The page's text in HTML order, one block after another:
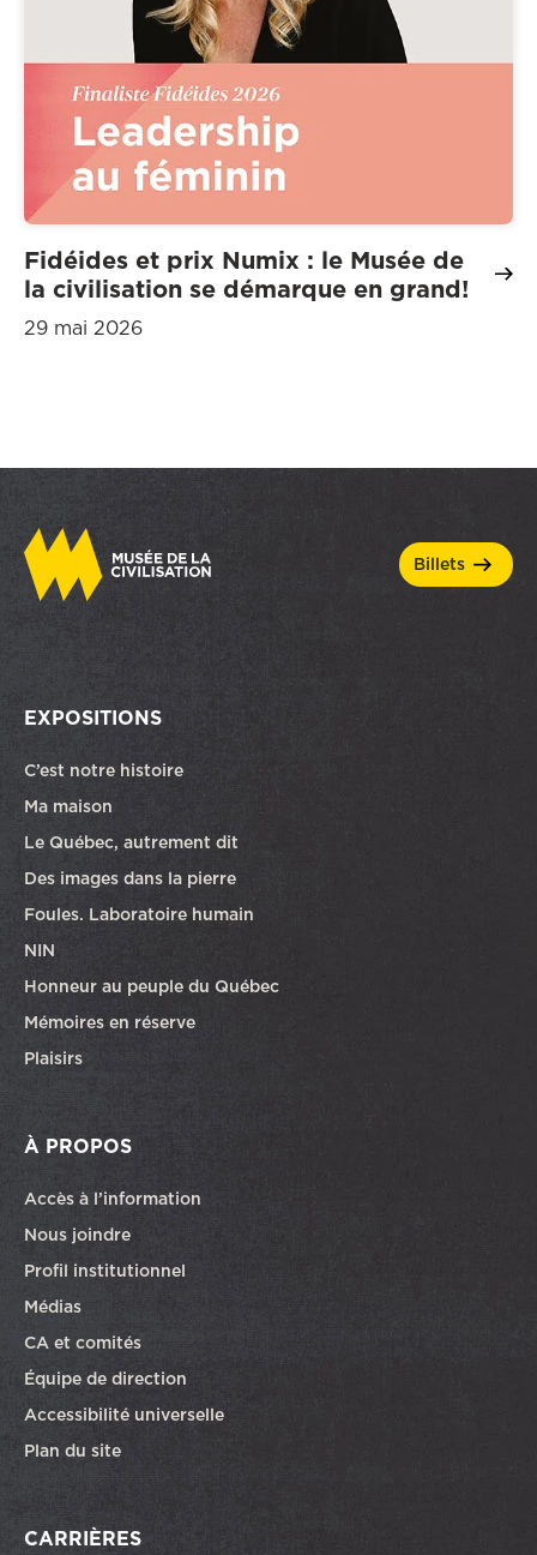
Fidéides et prix Numix : le Musée de
la civilisation se démarque en grand!
29 mai 2026
billets
EXPOSITIONS
C’est notre histoire
Ma maison
Le Québec, autrement dit
Des images dans la pierre
Foules. Laboratoire humain
NIN
Honneur au peuple du Québec
Mémoires en réserve
Plaisirs
À PROPOS
Accès à l’information
Nous joindre
Profil institutionnel
Médias
CA et comités
Équipe de direction
Accessibilité universelle
Plan du site
CARRIÈRES